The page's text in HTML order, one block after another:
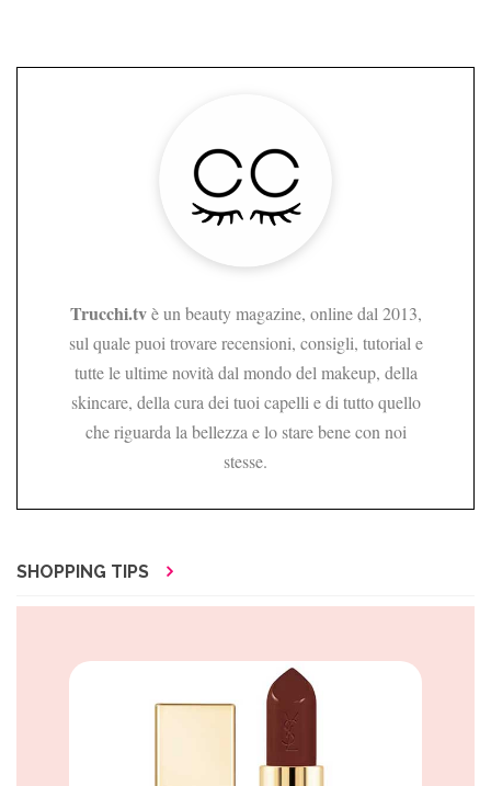
Trucchi.tvè un beauty magazine, online dal 2013,
sul quale puoi trovare recensioni, consigli, tutorial e
tutte le ultime novità dal mondo del makeup, della
skincare, della cura dei tuoi capelli e di tutto quello
che riguarda la bellezza e lo stare bene con noi
stesse.
SHOPPING TIPS